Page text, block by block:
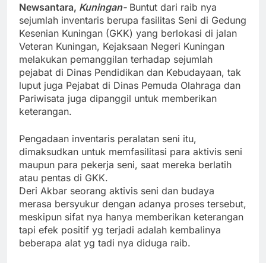
Newsantara, Kuningan-Buntut dari raib nya
sejumlah inventaris berupa fasilitas Seni di Gedung
Kesenian Kuningan (GKK) yang berlokasi di jalan
Veteran Kuningan, Kejaksaan Negeri Kuningan
melakukan pemanggilan terhadap sejumlah
pejabat di Dinas Pendidikan dan Kebudayaan, tak
luput juga Pejabat di Dinas Pemuda Olahraga dan
Pariwisata juga dipanggil untuk memberikan
keterangan.
Pengadaan inventaris peralatan seni itu,
dimaksudkan untuk memfasilitasi para aktivis seni
maupun para pekerja seni, saat mereka berlatih
atau pentas di GKK.
Deri Akbar seorang aktivis seni dan budaya
merasa bersyukur dengan adanya proses tersebut,
meskipun sifat nya hanya memberikan keterangan
tapi efek positif yg terjadi adalah kembalinya
beberapa alat yg tadi nya diduga raib.